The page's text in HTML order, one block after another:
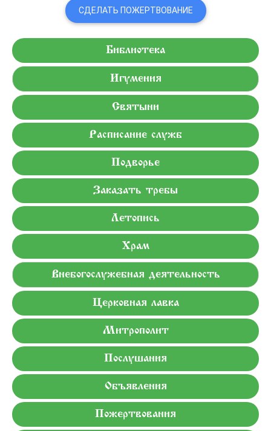
СДЕЛАТЬ ПОЖЕРТВОВАНИЕ
Библиотека
Игумения
Святыни
Расписание служб
Подворье
Заказать требы
Летопись
Храм
Внебогослужебная деятельность
Церковная лавка
Митрополит
Послушания
Объявления
Пожертвования